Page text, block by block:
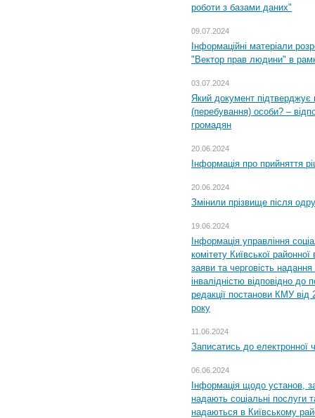
роботи з базами даних"
09.07.2024
Інформаційні матеріали
"Вектор прав людини" в
03.07.2024
Який документ підтверджує
(перебування) особи? –
громадян
20.06.2024
Інформація про прийняття
20.06.2024
Змінили прізвище після
19.06.2024
Інформація управління
комітету Київської
заяви та черговість надання
інвалідністю відповідно
редакції постанови КМУ
року
11.06.2024
Записатись до електронної
06.06.2024
Інформація щодо установ,
надають соціальні послуги
надаються в Київському